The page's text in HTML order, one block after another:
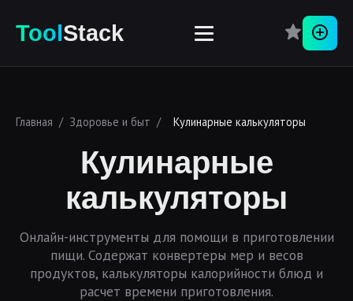
ToolStack
Главная / Здоровье и быт / Кулинарные калькуляторы
Кулинарные
калькуляторы
Онлайн-инструменты для помощи в приготовлении
пищи. Содержат конвертеры мер и весов
продуктов, калькуляторы калорийности блюд и
расчет времени приготовления.